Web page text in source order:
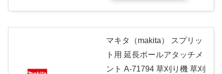
マキタ（makita） スプリッ
ト用 延長ポールアタッチメ
ント A-71794 草刈り機 草刈